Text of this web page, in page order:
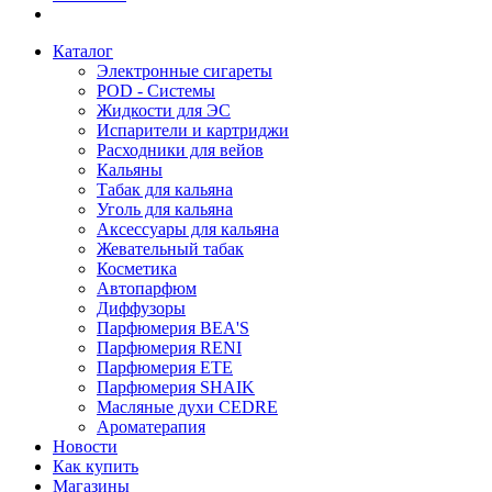
Каталог
Электронные сигареты
POD - Системы
Жидкости для ЭС
Испарители и картриджи
Расходники для вейов
Кальяны
Табак для кальяна
Уголь для кальяна
Аксессуары для кальяна
Жевательный табак
Косметика
Автопарфюм
Диффузоры
Парфюмерия BEA'S
Парфюмерия RENI
Парфюмерия ETE
Парфюмерия SHAIK
Масляные духи CEDRE
Ароматерапия
Новости
Как купить
Магазины